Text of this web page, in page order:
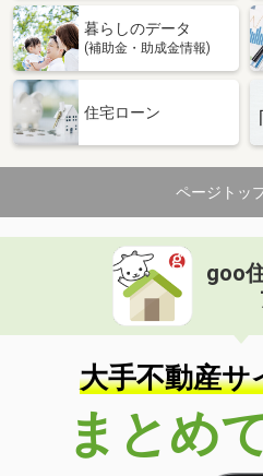
暮らしのデータ
(補助金・助成金情報)
住宅ローン
ページトッ
goo
大手不動産サ
まとめ